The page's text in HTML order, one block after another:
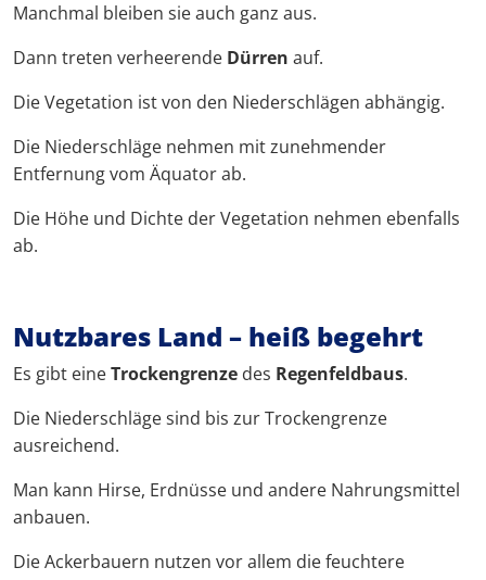
Manchmal bleiben sie auch ganz aus.
Dann treten verheerende Dürren auf.
Die Vegetation ist von den Niederschlägen abhängig.
Die Niederschläge nehmen mit zunehmender
Entfernung vom Äquator ab.
Die Höhe und Dichte der Vegetation nehmen ebenfalls
ab.
Nutzbares Land – heiß begehrt
Es gibt eineTrockengrenze des Regenfeldbaus.
Die Niederschläge sind bis zur Trockengrenze
ausreichend.
Man kann Hirse, Erdnüsse und andere Nahrungsmittel
anbauen.
Die Ackerbauern nutzen vor allem die feuchtere